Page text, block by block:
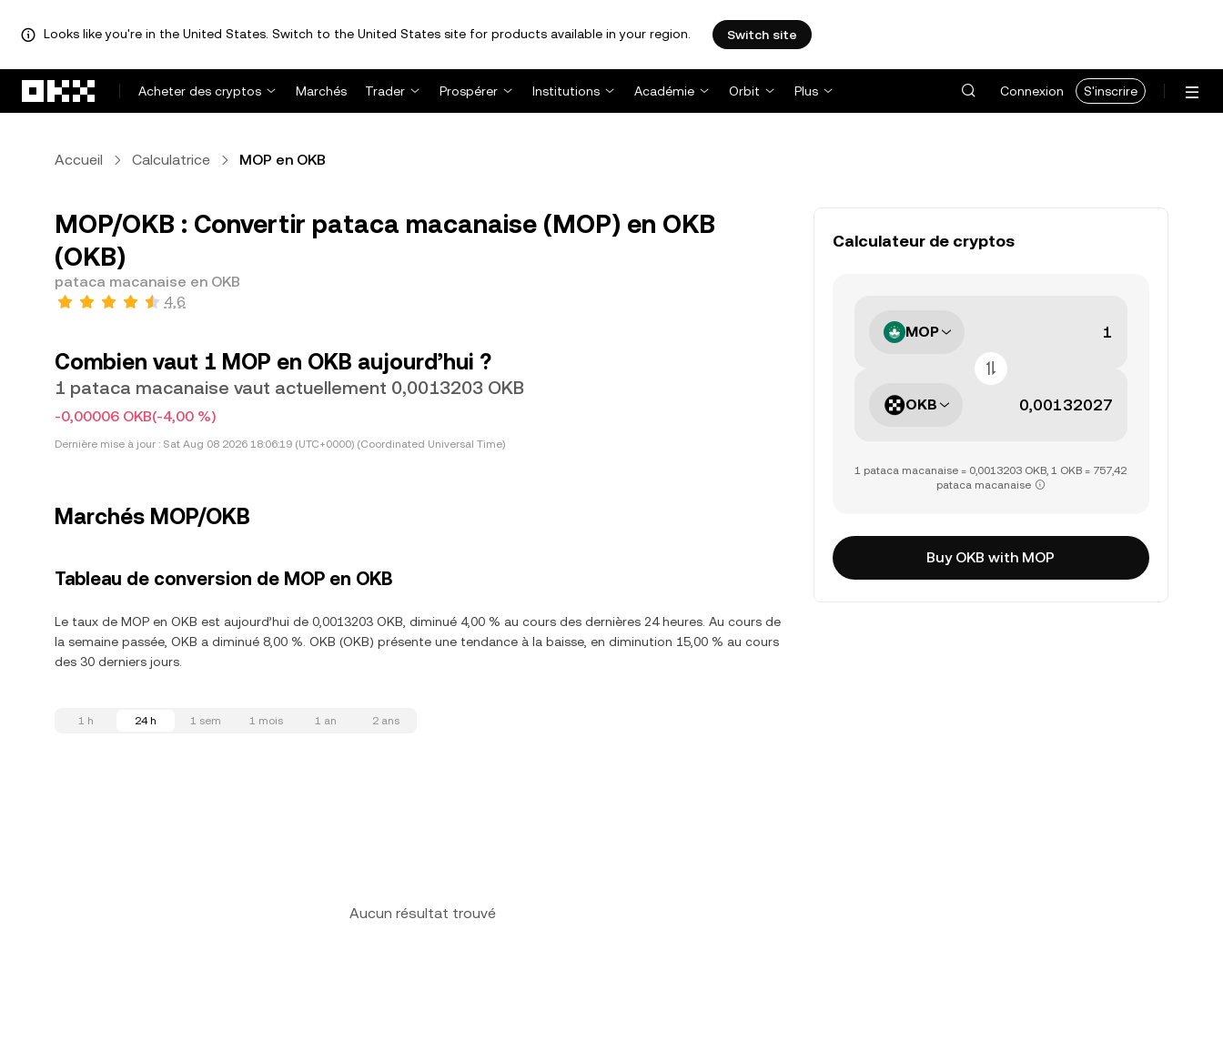
Looks like you're in the United States. Switch to the United States site for products available in your region. Switch site
Acheter des cryptos
Marchés Trader Prospérer Institutions Académie Orbit Plus Connexion S'inscrire
Accueil Calculatrice MOP en OKB
MOP/OKB : Convertir pataca macanaise (MOP) en OKB
(OKB)
pataca macanaise en OKB
4,6
Combien vaut 1 MOP en OKB aujourd’hui ?
1 pataca macanaise vaut actuellement 0,0013203 OKB
-0,00006 OKB(-4,00 %)
Dernière mise à jour : Sat Aug 08 2026 18:06:19 (UTC+0000) (Coordinated Universal Time)
Marchés MOP/OKB
Tableau de conversion de MOP en OKB
Le taux de MOP en OKB est aujourd’hui de 0,0013203 OKB, diminué 4,00 % au cours des dernières 24 heures. Au cours de
la semaine passée, OKB a diminué 8,00 %. OKB (OKB) présente une tendance à la baisse, en diminution 15,00 % au cours
des 30 derniers jours.
1 h 24 h 1 sem 1 mois 1 an 2 ans
Aucun résultat trouvé
Calculateur de cryptos
MOP
OKB
1 pataca macanaise = 0,0013203 OKB, 1 OKB = 757,42
pataca macanaise
Buy OKB with MOP